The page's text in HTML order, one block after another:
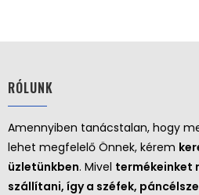
RÓLUNK
Amennyiben tanácstalan, hogy
lehet megfelelő Önnek, kérem
üzletünkben. Mivel termékeinket
szállítani, így a széfek,